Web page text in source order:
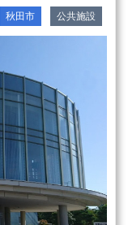
秋田市 公共施設